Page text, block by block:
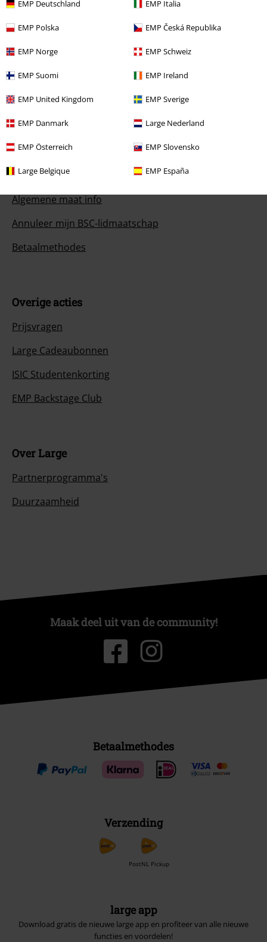
EMP Deutschland EMP Italia
EMP Polska EMP Česká Republika
EMP Norge EMP Schweiz
EMP Suomi EMP Ireland
EMP United Kingdom EMP Sverige
EMP Danmark Large Nederland
EMP Österreich EMP Slovensko
Large Belgique EMP España
informatie
Service, catalogus, prijsvragen etc.
Veelgestelde vragen
Retourvoorwaarden
Retourneer item
Algemene maat info
Annuleer mijn BSC-lidmaatschap
Betaalmethodes
Overige acties
Prijsvragen
Large Cadeaubonnen
ISIC Studentenkorting
EMP Backstage Club
Over Large
Partnerprogramma's
Duurzaamheid
Maak deel uit van de community!
Betaalmethodes
Verzending
PostNL Pickup
large app
Download gratis de nieuwe large app en profiteer van alle nieuwe
functies en voordelen!